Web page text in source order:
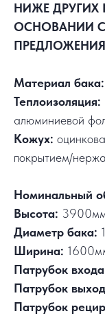
НИЖЕ ДРУГИХ
ОСНОВАНИИ
Материал бака:
Теплоизоляция:
алюминиевой
Кожух:
покрытием/
Номинальный
Высота:
Диаметр бака:
Ширина:
Патрубок
Патрубок
Патрубок